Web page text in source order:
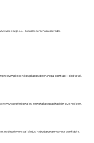
cumple con los plazos de entrega, confiabilidad total.
muy profesionales, se nota la capacitación que reciben.
es de primera calidad, sin duda una empresa confiable.
Rus B Cargo S.L. - Todos los derechos reservados